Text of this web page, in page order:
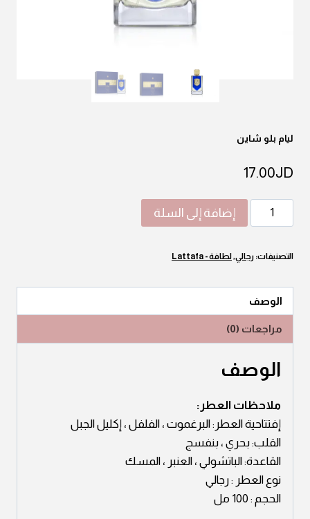
ليام بلو شاين
JD
17.00
كمية
ليام
شاين
إضافة إلى السلة
التصنيفات: رجالي,لطافة - Lattafa
الوصف
مراجعات (0)
الوصف
ملاحظات العطر:
إفتتاحية العطر: البرغموت ، الفلفل ، إكليل الجبل
القلب: بحري ، بنفسج
القاعدة: الباتشولي ، العنبر ، المسك
نوع العطر : رجالي
الحجم : 100 مل